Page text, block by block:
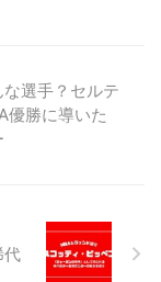
選手？セルテ
優勝に導いた
代